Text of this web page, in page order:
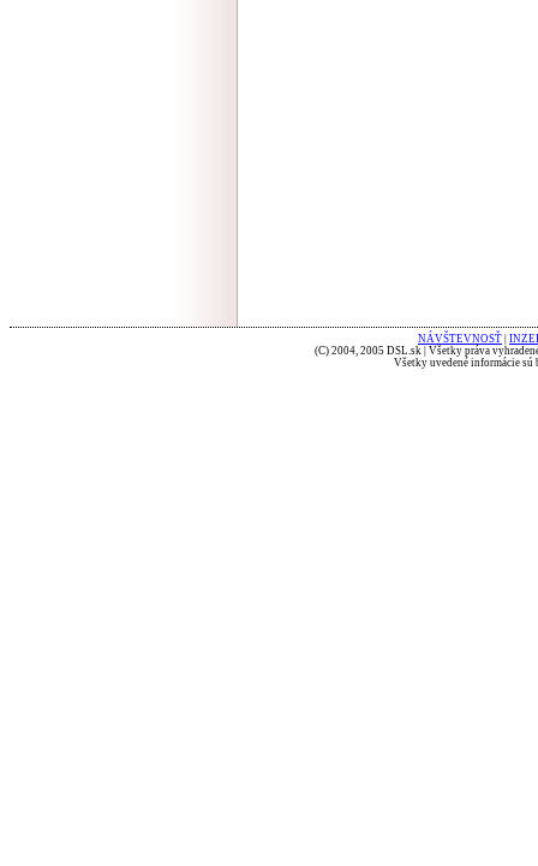
NÁVŠTEVNOSŤ
(C) 2004, 2005 DSL.sk | Všetky práva
Všetky uvedené informácie sú